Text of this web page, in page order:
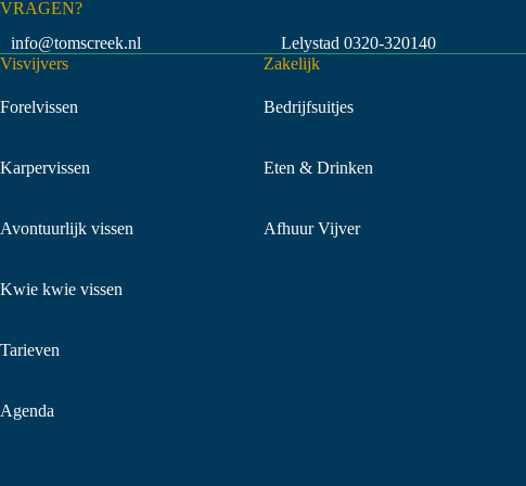
VRAGEN?
info@tomscreek.nl
Lelystad 0320-320140
Visvijvers
Forelvissen
Karpervissen
Avontuurlijk vissen
Kwie kwie vissen
Tarieven
Agenda
Zakelijk
Bedrijfsuitjes
Eten & Drinken
Afhuur Vijver